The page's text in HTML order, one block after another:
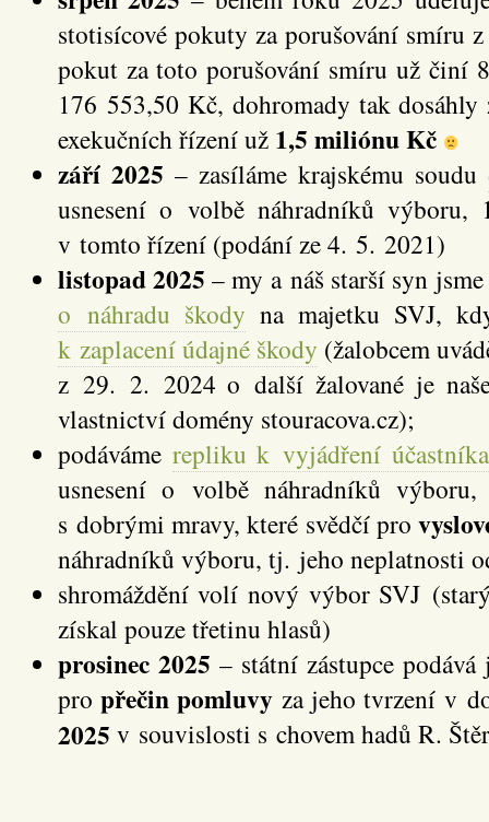
stotisícové pokuty za porušování smíru
pokut za toto porušování smíru už činí
176 553,50 Kč, dohromady tak
exekučních řízení už 1,5 miliónu Kč
září 2025 – zasíláme krajskému soudu
usnesení o volbě náhradníků
v tomto řízení (podání ze 4. 5. 2021)
listopad 2025 – my a náš starší syn
o náhradu škody na majetku SVJ,
k zaplacení údajné škody (žalobcem
z 29. 2. 2024 o další žalované je
vlastnictví domény stouracova.cz);
podáváme repliku k vyjádření účastníka
usnesení o volbě náhradníků
s dobrými mravy, které svědčí pro
náhradníků výboru, tj. jeho neplatnosti
shromáždění volí nový výbor SVJ
získal pouze třetinu hlasů)
prosinec 2025 – státní zástupce
propřečin pomluvy za jeho tvrzení v
2025 v souvislosti s chovem hadů R.